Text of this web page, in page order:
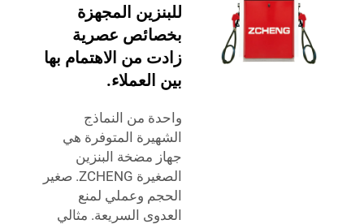
للبنزين المجهزة
بخصائص عصرية
زادت من الاهتمام بها
بين العملاء.
واحدة من النماذج
الشهيرة المتوفرة هي
جهاز مضخة البنزين
الصغيرة ZCHENG. صغير
الحجم وعملي لمنع
العدوى السريعة. مثالي